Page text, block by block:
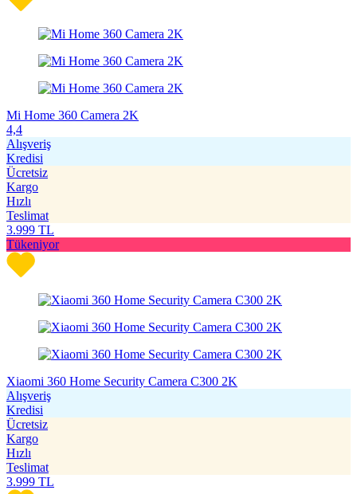
Mi Home 360 Camera 2K
4,4
Alışveriş
Kredisi
Ücretsiz
Kargo
Hızlı
Teslimat
3.999 TL
Tükeniyor
Xiaomi 360 Home Security Camera C300 2K
Alışveriş
Kredisi
Ücretsiz
Kargo
Hızlı
Teslimat
3.999 TL